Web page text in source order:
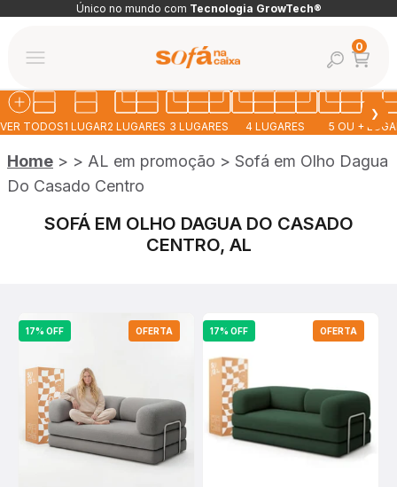
Pular para o conteúdoÚnico no mundo com Tecnologia GrowTech®
Abrir menu de navegação
Sofá na Caixa
Abrir
Abrir
0
VER TODOS1 LUGAR2 LUGARES 3 LUGARES 4 LUGARES 5 OU +
❯
Home > > AL em promoção > Sofá em Olho Dagua
Do Casado Centro
SOFÁ EM OLHO DAGUA DO CASADO
CENTRO, AL
17% OFF OFERTA 17% OFF OFERTA